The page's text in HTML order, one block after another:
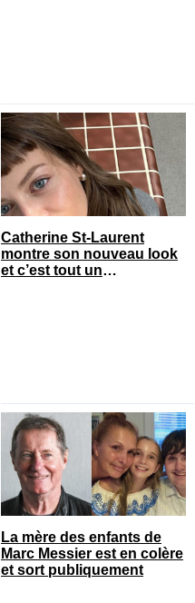
Catherine St-Laurent
montre son nouveau look
et c’est tout un
La mère des enfants de
Marc Messier est en colère
et sort publiquement